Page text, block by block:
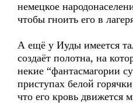
немецкое
чтобы гноить его в
А ещё у Иуды имеется
создаёт полотна, на
некие “фантасмагории
приступах белой
что его кровь движется